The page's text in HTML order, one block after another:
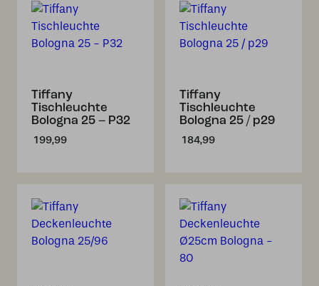
Tiffany
Tischleuchte
Bologna 25 – P32
199,99
Tiffany
Tischleuchte
Bologna 25 / p29
184,99